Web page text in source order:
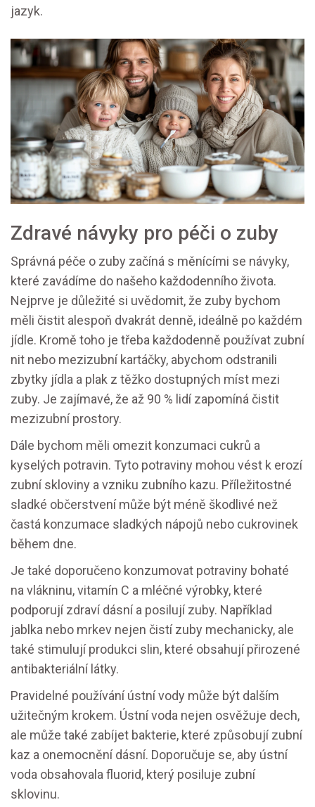
jazyk.
Zdravé návyky pro péči o zuby
Správná péče o zuby začíná s měnícími se návyky,
které zavádíme do našeho každodenního života.
Nejprve je důležité si uvědomit, že zuby bychom
měli čistit alespoň dvakrát denně, ideálně po každém
jídle. Kromě toho je třeba každodenně používat zubní
nit nebo mezizubní kartáčky, abychom odstranili
zbytky jídla a plak z těžko dostupných míst mezi
zuby. Je zajímavé, že až 90 % lidí zapomíná čistit
mezizubní prostory.
Dále bychom měli omezit konzumaci cukrů a
kyselých potravin. Tyto potraviny mohou vést k erozí
zubní skloviny a vzniku zubního kazu. Příležitostné
sladké občerstvení může být méně škodlivé než
častá konzumace sladkých nápojů nebo cukrovinek
během dne.
Je také doporučeno konzumovat potraviny bohaté
na vlákninu, vitamín C a mléčné výrobky, které
podporují zdraví dásní a posilují zuby. Například
jablka nebo mrkev nejen čistí zuby mechanicky, ale
také stimulují produkci slin, které obsahují přirozené
antibakteriální látky.
Pravidelné používání ústní vody může být dalším
užitečným krokem. Ústní voda nejen osvěžuje dech,
ale může také zabíjet bakterie, které způsobují zubní
kaz a onemocnění dásní. Doporučuje se, aby ústní
voda obsahovala fluorid, který posiluje zubní
sklovinu.